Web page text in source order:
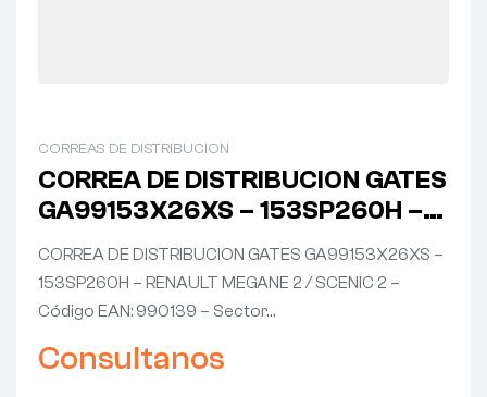
CORREAS DE DISTRIBUCION
CORREA DE DISTRIBUCION GATES
GA99153X26XS – 153SP260H –
RENAULT MEGANE 2 / SCENIC 2
CORREA DE DISTRIBUCION GATES GA99153X26XS –
153SP260H – RENAULT MEGANE 2 / SCENIC 2 –
Código EAN: 990139 – Sector…
Consultanos